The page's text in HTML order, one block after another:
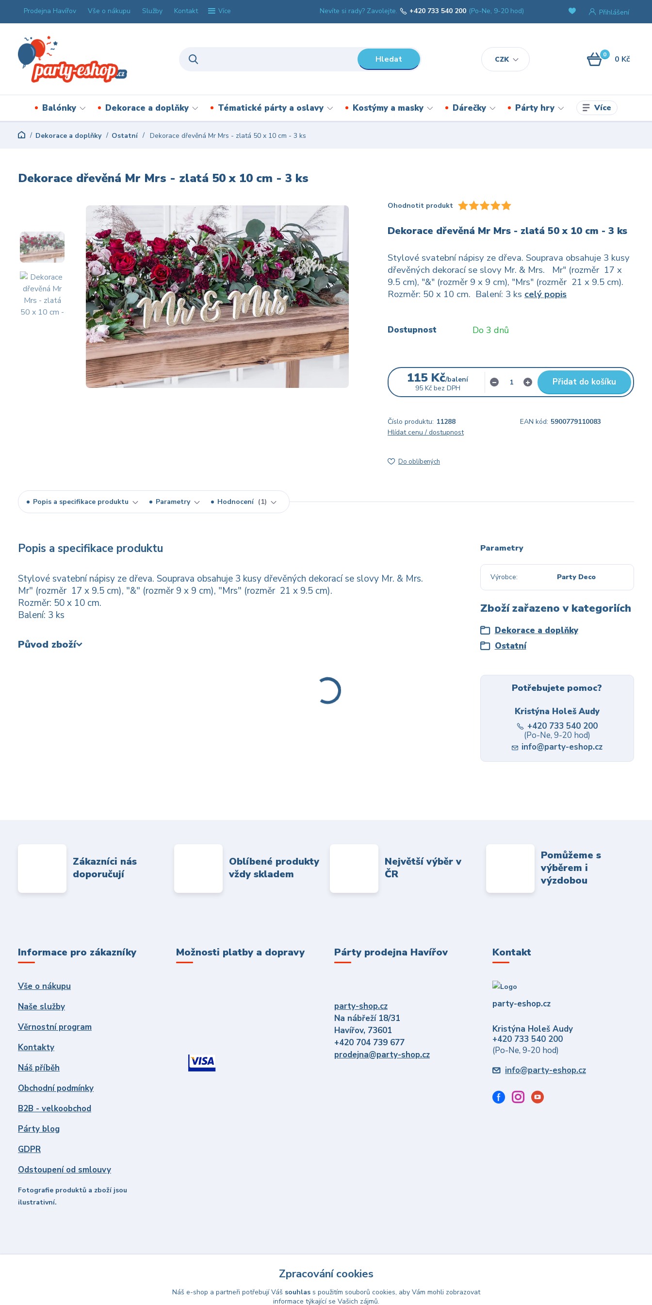
Prodejna Havířov Vše o nákupu Služby Kontakt Více
CZK
Přihlášení
Hledat
Nevíte si rady? Zavolejte. +420 733 540 200 (Po-Ne, 9-20 hod)
0 0 Kč
Balónky Dekorace a doplňky Tématické párty a oslavy Kostýmy a masky Dárečky Párty hry Více
Dekorace a doplňky Ostatní Dekorace dřevěná Mr Mrs - zlatá 50 x 10 cm - 3 ks
Dekorace dřevěná Mr Mrs - zlatá 50 x 10 cm - 3 ks
Ohodnotit produkt
Dekorace dřevěná Mr Mrs - zlatá 50 x 10 cm - 3 ks
Stylové svatební nápisy ze dřeva. Souprava obsahuje 3 kusy
dřevěných dekorací se slovy Mr. & Mrs. Mr" (rozměr 17 x
9.5 cm), "&" (rozměr 9 x 9 cm), "Mrs" (rozměr 21 x 9.5 cm).
Rozměr: 50 x 10 cm. Balení: 3 ks celý popis
Dostupnost Do 3 dnů
115 Kč/balení
95 Kč bez DPH
Přidat do košíku
Číslo produktu: 11288 EAN kód: 5900779110083
Hlídat cenu / dostupnost
Do oblíbených
Popis a specifikace produktu Parametry Hodnocení 1
Popis a specifikace produktu
Stylové svatební nápisy ze dřeva. Souprava obsahuje 3 kusy dřevěných dekorací se slovy Mr. & Mrs.
Mr" (rozměr 17 x 9.5 cm), "&" (rozměr 9 x 9 cm), "Mrs" (rozměr 21 x 9.5 cm).
Rozměr: 50 x 10 cm.
Balení: 3 ks
Původ zboží
Parametry
Výrobce Party Deco
Zboží zařazeno v kategoriích
Dekorace a doplňky
Ostatní
Potřebujete pomoc?
Kristýna Holeš Audy
+420 733 540 200
(Po-Ne, 9-20 hod)
info@party-eshop.cz
Zákazníci nás
doporučují
Oblíbené produkty
vždy skladem
Největší výběr v
ČR
Pomůžeme s
výběrem i
výzdobou
Informace pro zákazníky
Vše o nákupu
Naše služby
Věrnostní program
Kontakty
Náš příběh
Obchodní podmínky
B2B - velkoobchod
Párty blog
GDPR
Odstoupení od smlouvy
Fotografie produktů a zboží jsou
ilustrativní.
Možnosti platby a dopravy Párty prodejna Havířov
party-shop.cz
Na nábřeží 18/31
Havířov, 73601
+420 704 739 677
prodejna@party-shop.cz
Kontakt
party-eshop.cz
Kristýna Holeš Audy
+420 733 540 200
(Po-Ne, 9-20 hod)
info@party-eshop.cz
Zpracování cookies
Náš e-shop a partneři potřebují Váš souhlass použitím souborů cookies, aby Vám mohli zobrazovat
informace týkající se Vašich zájmů.